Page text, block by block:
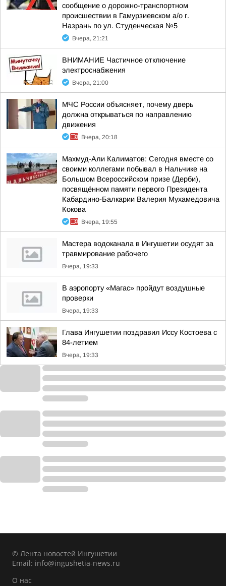
сообщение о дорожно-транспортном
происшествии в Гамурзиевском а/о г.
Назрань по ул. Студенческая №5
Вчера, 21:21
ВНИМАНИЕ Частичное отключение
электроснабжения
Вчера, 21:00
МЧС России объясняет, почему дверь
должна открываться по направлению
движения
Вчера, 20:18
Махмуд-Али Калиматов: Сегодня вместе со
своими коллегами побывал в Нальчике на
Большом Всероссийском призе (Дерби),
посвящённом памяти первого Президента
Кабардино-Балкарии Валерия Мухамедовича
Кокова
Вчера, 19:55
Мастера водоканала в Ингушетии осудят за
травмирование рабочего
Вчера, 19:33
В аэропорту «Магас» пройдут воздушные
проверки
Вчера, 19:33
Глава Ингушетии поздравил Иссу Костоева с
84-летием
Вчера, 19:33
© Лента новостей Ингушетии
Email: info@ingushetia-news.ru
О нас